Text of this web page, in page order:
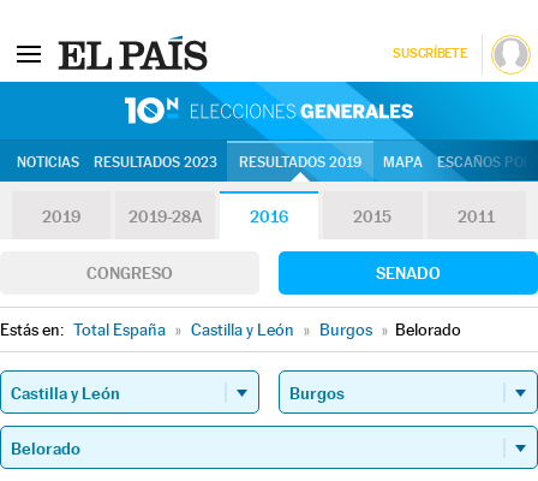
SUSCRÍBETE
NOTICIAS RESULTADOS 2023 RESULTADOS 2019 MAPA ESCAÑOS
2019 2019-28A 2016 2015 2011
CONGRESO SENADO
Estás en: Total España » Castilla y León » Burgos » Belorado